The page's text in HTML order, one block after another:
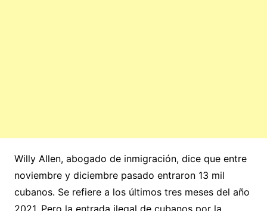
Willy Allen, abogado de inmigración, dice que entre
noviembre y diciembre pasado entraron 13 mil
cubanos. Se refiere a los últimos tres meses del año
2021. Pero la entrada ilegal de cubanos por la